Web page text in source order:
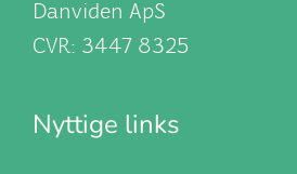
Danviden ApS
CVR: 3447 8325
Nyttige links